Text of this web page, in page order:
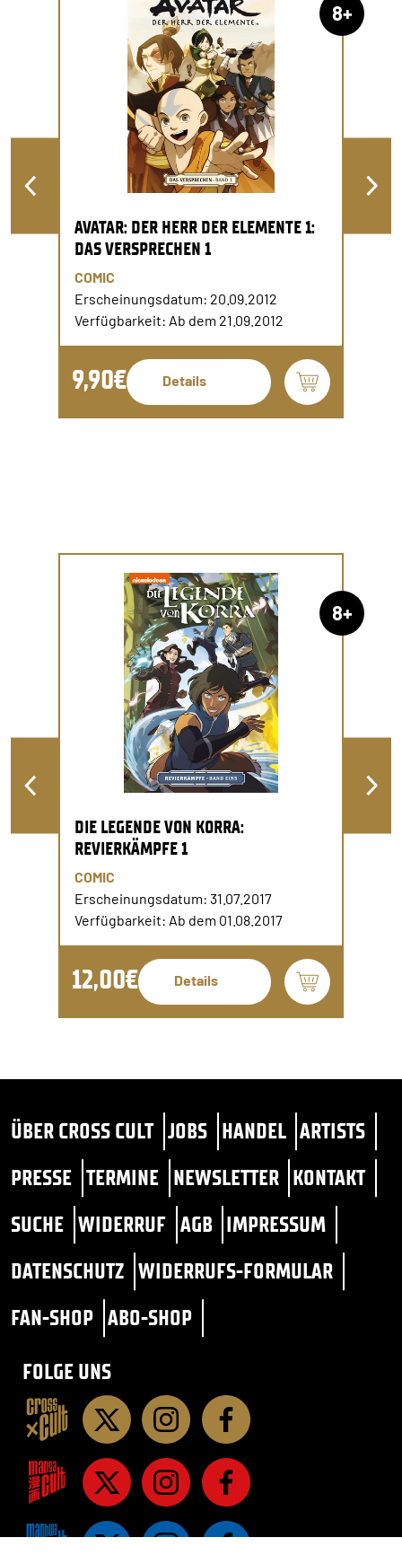
8+
AVATAR: DER HERR DER ELEMENTE 1:
DAS VERSPRECHEN 1
COMIC
Erscheinungsdatum: 20.09.2012
Verfügbarkeit: Ab dem 21.09.2012
9,90€ Details
8+
DIE LEGENDE VON KORRA:
REVIERKÄMPFE 1
COMIC
Erscheinungsdatum: 31.07.2017
Verfügbarkeit: Ab dem 01.08.2017
12,00€ Details
ÜBER CROSS CULT JOBS HANDEL ARTISTS
PRESSE TERMINE NEWSLETTER KONTAKT
SUCHE WIDERRUF AGB IMPRESSUM
DATENSCHUTZ WIDERRUFS-FORMULAR
FAN-SHOP ABO-SHOP
FOLGE UNS